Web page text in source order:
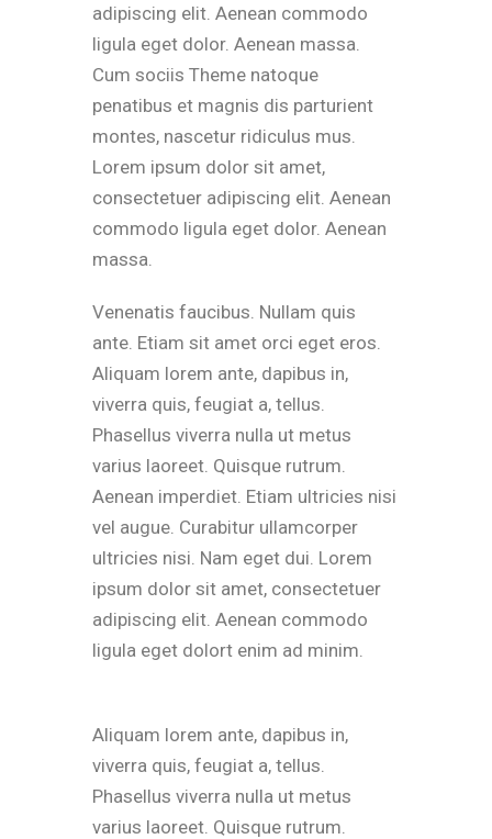
adipiscing elit. Aenean commodo
ligula eget dolor. Aenean massa.
Cum sociis Theme natoque
penatibus et magnis dis parturient
montes, nascetur ridiculus mus.
Lorem ipsum dolor sit amet,
consectetuer adipiscing elit. Aenean
commodo ligula eget dolor. Aenean
massa.
Venenatis faucibus. Nullam quis
ante. Etiam sit amet orci eget eros.
Aliquam lorem ante, dapibus in,
viverra quis, feugiat a, tellus.
Phasellus viverra nulla ut metus
varius laoreet. Quisque rutrum.
Aenean imperdiet. Etiam ultricies nisi
vel augue. Curabitur ullamcorper
ultricies nisi. Nam eget dui. Lorem
ipsum dolor sit amet, consectetuer
adipiscing elit. Aenean commodo
ligula eget dolort enim ad minim.
Aliquam lorem ante, dapibus in,
viverra quis, feugiat a, tellus.
Phasellus viverra nulla ut metus
varius laoreet. Quisque rutrum.